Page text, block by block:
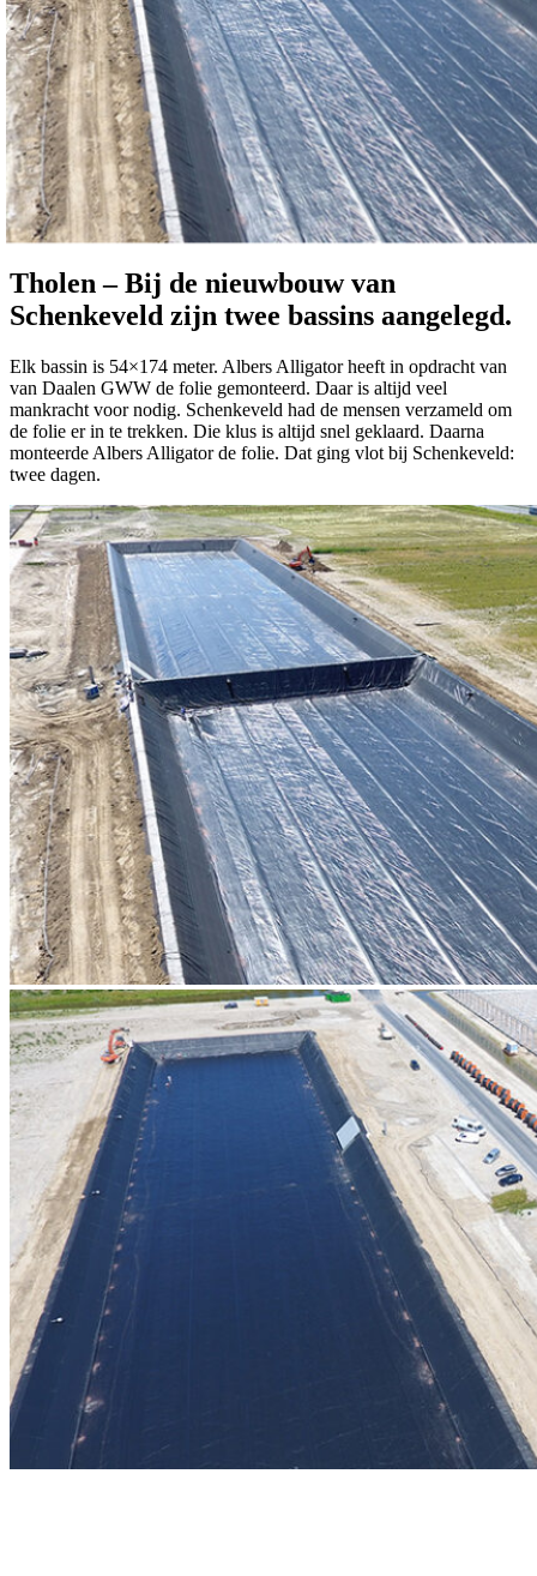
Tholen – Bij de nieuwbouw van
Schenkeveld zijn twee bassins aangelegd.
Elk bassin is 54×174 meter. Albers Alligator heeft in opdracht van
van Daalen GWW de folie gemonteerd. Daar is altijd veel
mankracht voor nodig. Schenkeveld had de mensen verzameld om
de folie er in te trekken. Die klus is altijd snel geklaard. Daarna
monteerde Albers Alligator de folie. Dat ging vlot bij Schenkeveld:
twee dagen.